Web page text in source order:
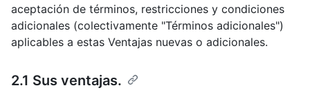
aceptación de términos, restricciones y condiciones
adicionales (colectivamente "Términos adicionales")
aplicables a estas Ventajas nuevas o adicionales.
2.1 Sus ventajas.